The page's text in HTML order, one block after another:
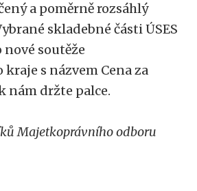
a poměrně rozsáhlý
skladebné části ÚSES
soutěže
s názvem Cena za
nám držte palce.
Majetkoprávního odboru